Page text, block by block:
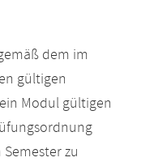
dem im
gültigen
Modul gültigen
zu